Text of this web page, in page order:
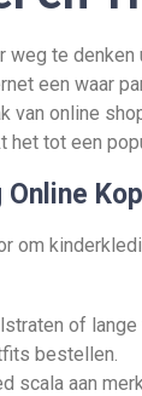
te
een waar
van online
tot een
om
of
bestellen.
scala aan